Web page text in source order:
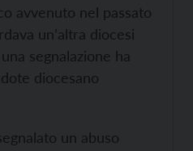
avvenuto nel passato
un’altra diocesi
segnalazione ha
diocesano
un abuso